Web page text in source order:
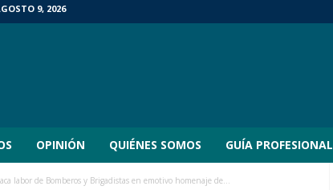
9, 2026
OPINIÓN QUIÉNES SOMOS GUÍA PROFESIONAL
labor de Bomberos y Brigadistas en emotivo homenaje de...